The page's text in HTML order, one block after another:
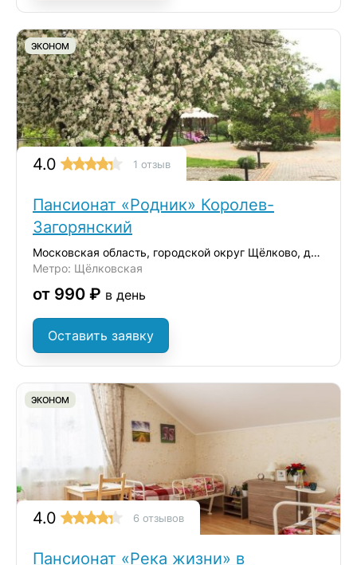
ЭКОНОМ
4.0 1 отзыв
Пансионат «Родник» Королев-
Загорянский
Московская область, городской округ Щёлково, дачный посёлок Загорянский,
Метро: Щёлковская
от 990 ₽ в день
Оставить заявку
ЭКОНОМ
4.0 6 отзывов
Пансионат «Река жизни» в